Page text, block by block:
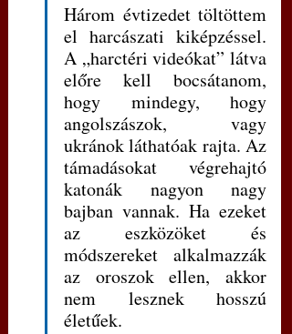
Három évtizedet töltöttem
el harcászati kiképzéssel.
A „harctéri videókat” látva
előre kell bocsátanom,
hogy mindegy, hogy
angolszászok, vagy
ukránok láthatóak rajta. Az
támadásokat végrehajtó
katonák nagyon nagy
bajban vannak. Ha ezeket
az eszközöket és
módszereket alkalmazzák
az oroszok ellen, akkor
nem lesznek hosszú
életűek.